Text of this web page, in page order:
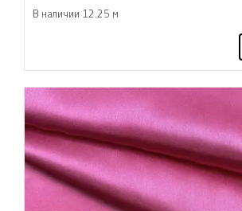
В наличии 12.25 м